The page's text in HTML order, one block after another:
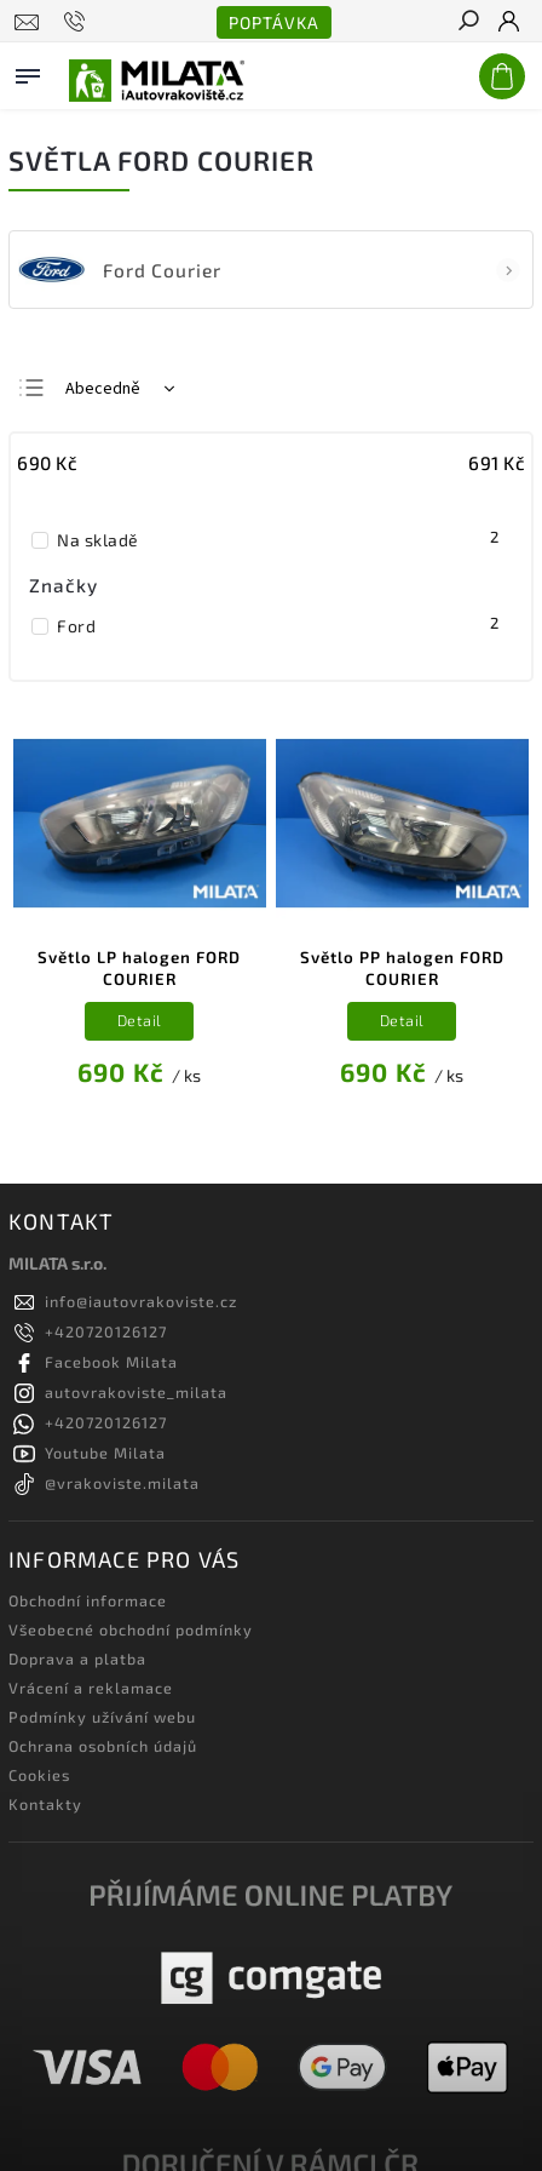
POPTÁVKA
Hledat
SVĚTLA FORD COURIER
Ford Courier
Abecedně
Nejdražší
690 Kč 691 Kč
Na skladě 2
Značky
Ford 2
Světlo LP halogen FORD
COURIER
690 Kč / ks
Detail
Světlo PP halogen FORD
COURIER
690 Kč / ks
Detail
KONTAKT
MILATA s.r.o.
info@iautovrakoviste.cz
+420720126127
Facebook Milata
autovrakoviste_milata
+420720126127
Youtube Milata
@vrakoviste.milata
INFORMACE PRO VÁS
Obchodní informace
Všeobecné obchodní podmínky
Doprava a platba
Vrácení a reklamace
Podmínky užívání webu
Ochrana osobních údajů
Cookies
Kontakty